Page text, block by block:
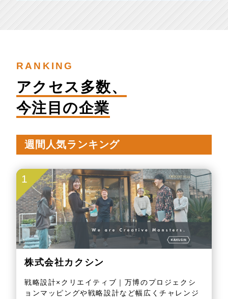
RANKING
アクセス多数、
今注目の企業
週間人気ランキング
1
株式会社カクシン
戦略設計×クリエイティブ｜万博のプロジェクシ
ョンマッピングや戦略設計など幅広くチャレンジ